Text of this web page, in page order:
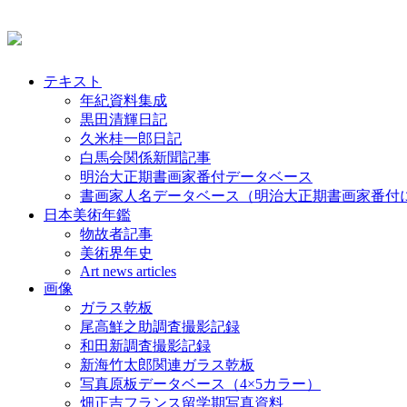
テキスト
年紀資料集成
黒田清輝日記
久米桂一郎日記
白馬会関係新聞記事
明治大正期書画家番付データベース
書画家人名データベース（明治大正期書画家番付
日本美術年鑑
物故者記事
美術界年史
Art news articles
画像
ガラス乾板
尾高鮮之助調査撮影記録
和田新調査撮影記録
新海竹太郎関連ガラス乾板
写真原板データベース（4×5カラー）
畑正吉フランス留学期写真資料